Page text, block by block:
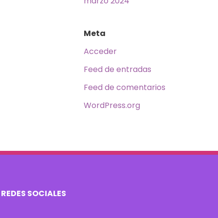
Meta
Acceder
Feed de entradas
Feed de comentarios
WordPress.org
REDES SOCIALES